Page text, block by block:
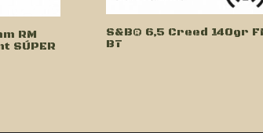
RM
SÚPER
S&B® 6,5 Creed 140gr
BT